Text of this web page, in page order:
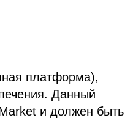
платформа),
Данный
и должен быть